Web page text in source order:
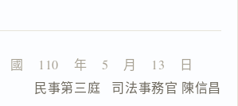
國    110    年    5    月    13    日
民事第三庭   司法事務官 陳信昌
複
文